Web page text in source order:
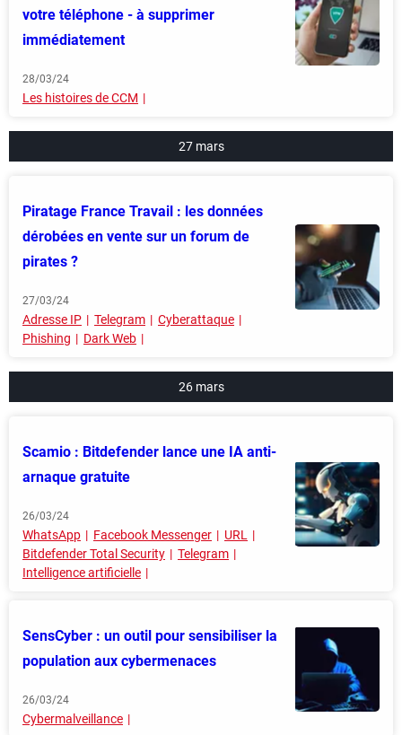
votre téléphone - à supprimer
immédiatement
28/03/24
Les histoires de CCM
27 mars
Piratage France Travail : les données
dérobées en vente sur un forum de
pirates ?
27/03/24
Adresse IP Telegram
Cyberattaque
Phishing
Dark Web
26 mars
Scamio : Bitdefender lance une IA anti-
arnaque gratuite
26/03/24
WhatsApp Facebook Messenger
URL
Bitdefender Total Security
Telegram
Intelligence artificielle
SensCyber : un outil pour sensibiliser la
population aux cybermenaces
26/03/24
Cybermalveillance